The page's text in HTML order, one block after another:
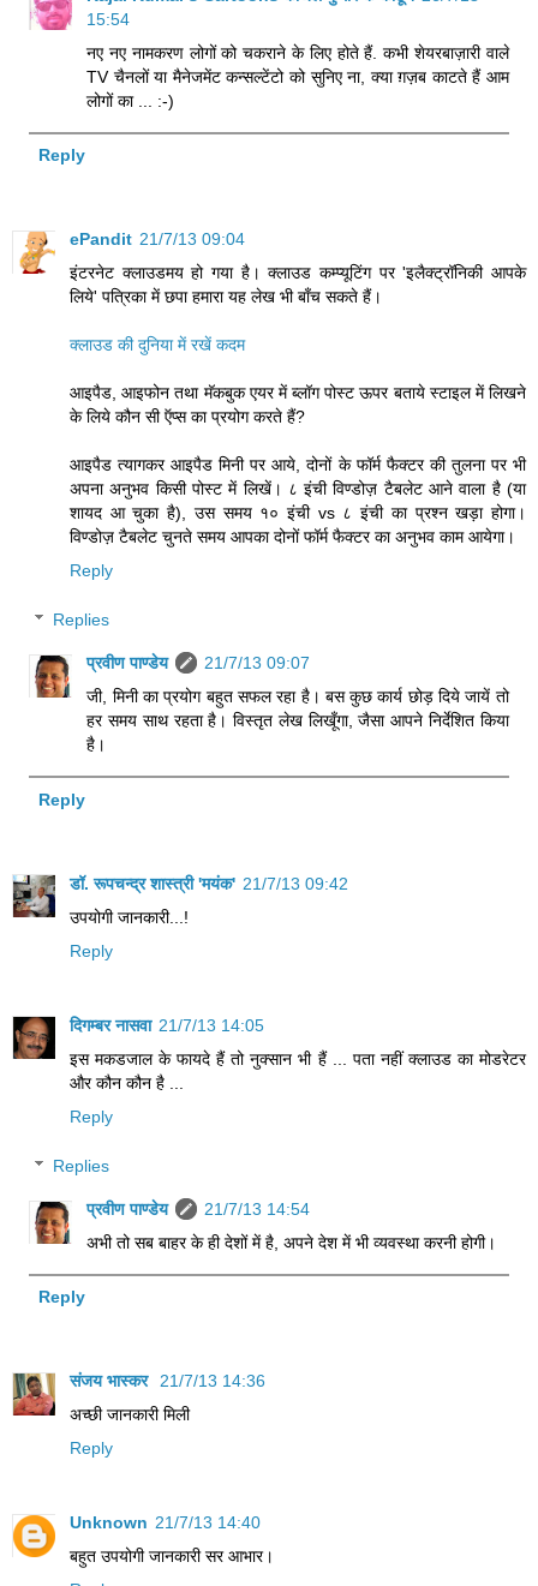
15:54
नए नए नामकरण लोगों को चकराने के लि‍ए होते हैं. कभी शेयरबाज़ारी वाले
TV चैनलों या मैनेजमेंट कन्‍सल्‍टेंटो को सुनि‍ए ना, क्‍या ग़ज़ब काटते हैं आम
लोगों का ... :-)
Reply
ePandit 21/7/13 09:04
इंटरनेट क्लाउडमय हो गया है। क्लाउड कम्प्यूटिंग पर 'इलैक्ट्रॉनिकी आपके
लिये' पत्रिका में छपा हमारा यह लेख भी बाँच सकते हैं।
क्लाउड की दुनिया में रखें कदम
आइपैड, आइफोन तथा मॅकबुक एयर में ब्लॉग पोस्ट ऊपर बताये स्टाइल में लिखने
के लिये कौन सी ऍप्स का प्रयोग करते हैं?
आइपैड त्यागकर आइपैड मिनी पर आये, दोनों के फॉर्म फैक्टर की तुलना पर भी
अपना अनुभव किसी पोस्ट में लिखें। ८ इंची विण्डोज़ टैबलेट आने वाला है (या
शायद आ चुका है), उस समय १० इंची vs ८ इंची का प्रश्न खड़ा होगा।
विण्डोज़ टैबलेट चुनते समय आपका दोनों फॉर्म फैक्टर का अनुभव काम आयेगा।
Reply
Replies
प्रवीण पाण्डेय
21/7/13 09:07
जी, मिनी का प्रयोग बहुत सफल रहा है। बस कुछ कार्य छोड़ दिये जायें तो
हर समय साथ रहता है। विस्तृत लेख लिखूँगा, जैसा आपने निर्देशित किया
है।
Reply
डॉ. रूपचन्द्र शास्त्री 'मयंक' 21/7/13 09:42
उपयोगी जानकारी...!
Reply
दिगम्बर नासवा 21/7/13 14:05
इस मकडजाल के फायदे हैं तो नुक्सान भी हैं ... पता नहीं क्लाउड का मोडरेटर
और कौन कौन है ...
Reply
Replies
प्रवीण पाण्डेय
21/7/13 14:54
अभी तो सब बाहर के ही देशों में है, अपने देश में भी व्यवस्था करनी होगी।
Reply
संजय भास्‍कर 21/7/13 14:36
अच्छी जानकारी मिली
Reply
Unknown 21/7/13 14:40
बहुत उपयोगी जानकारी सर आभार।